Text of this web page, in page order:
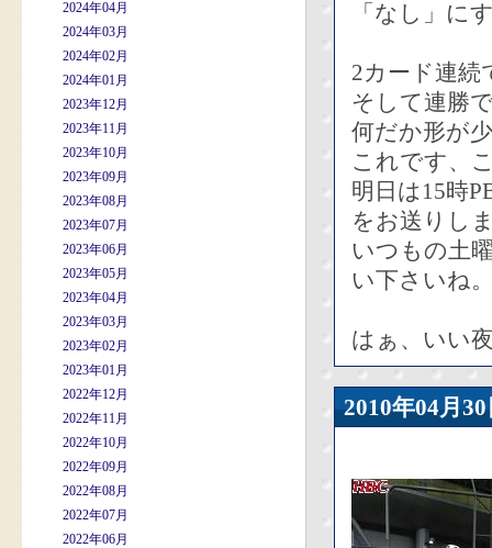
2024年04月
2024年03月
2024年02月
2024年01月
2023年12月
2023年11月
2023年10月
2023年09月
2023年08月
2023年07月
2023年06月
2023年05月
2023年04月
2023年03月
2023年02月
2023年01月
2022年12月
2022年11月
2022年10月
2022年09月
2022年08月
2022年07月
2022年06月
「なし」に
2カード連続
そして連勝
何だか形が
これです、
明日は15時
をお送りし
いつもの土
い下さいね
はぁ、いい
2010年04